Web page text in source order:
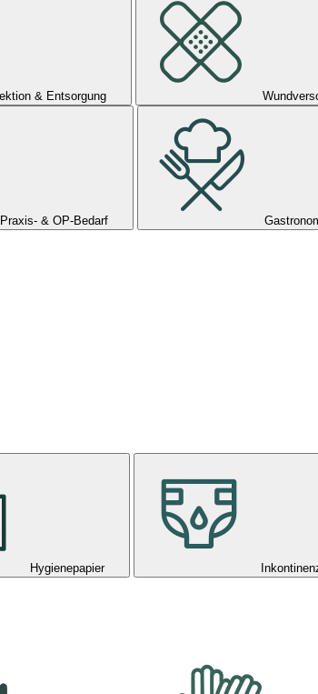
& Entsorgung
Praxis- & OP-Bedarf
Hygienepapier